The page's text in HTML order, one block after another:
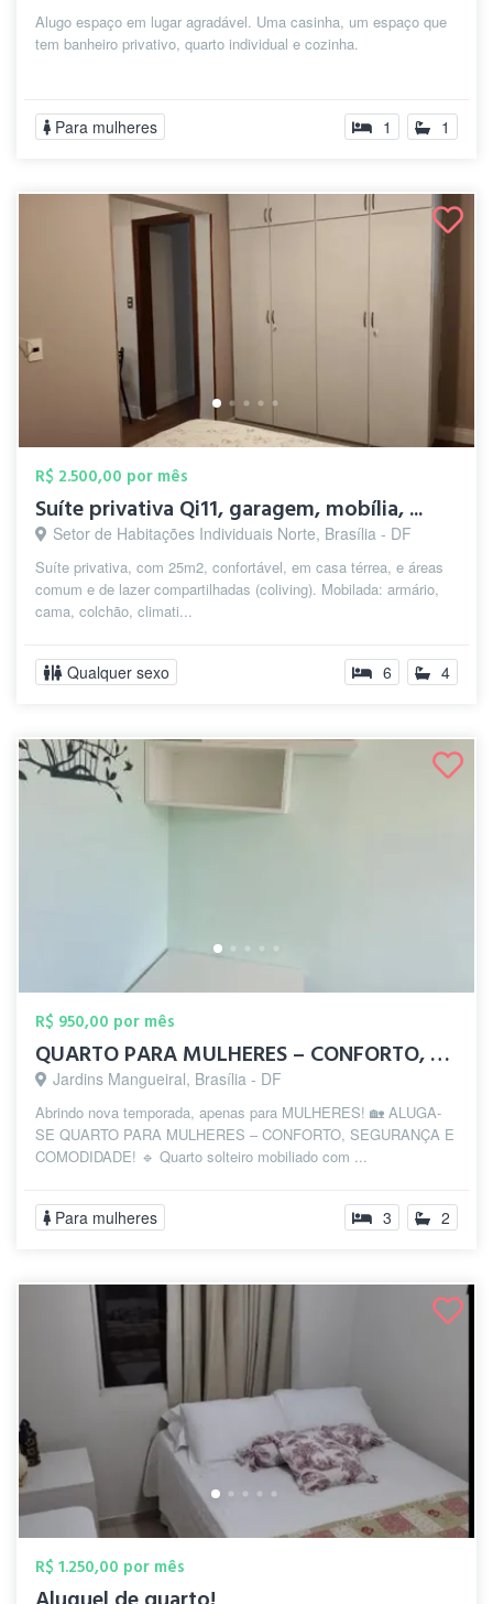
Alugo espaço em lugar agradável. Uma casinha, um espaço que
tem banheiro privativo, quarto individual e cozinha.
Para mulheres 1 1
R$ 2.500,00 por mês
Suíte privativa Qi11, garagem, mobília, ...
Setor de Habitações Individuais Norte, Brasília - DF
Suíte privativa, com 25m2, confortável, em casa térrea, e áreas
comum e de lazer compartilhadas (coliving). Mobilada: armário,
cama, colchão, climati...
Qualquer sexo 6 4
R$ 950,00 por mês
QUARTO PARA MULHERES – CONFORTO, SEGURAN...
Jardins Mangueiral, Brasília - DF
Abrindo nova temporada, apenas para MULHERES! 🏡 ALUGA-
SE QUARTO PARA MULHERES – CONFORTO, SEGURANÇA E
COMODIDADE! 🔹 Quarto solteiro mobiliado com ...
Para mulheres 3 2
R$ 1.250,00 por mês